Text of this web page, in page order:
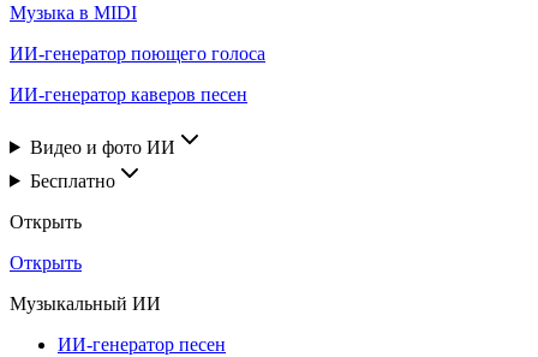
Музыка в MIDI
ИИ-генератор поющего голоса
ИИ-генератор каверов песен
Видео и фото ИИ
Бесплатно
Открыть
Открыть
Музыкальный ИИ
ИИ-генератор песен